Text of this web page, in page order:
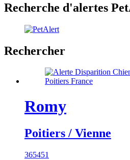
Recherche d'alertes
Rechercher
Romy
Poitiers / Vienne
365451